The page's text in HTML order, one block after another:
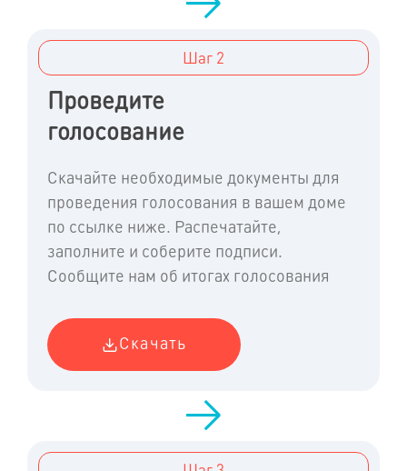
Шаг 2
Проведите
голосование
Скачайте необходимые документы для
проведения голосования в вашем доме
по ссылке ниже. Распечатайте,
заполните и соберите подписи.
Сообщите нам об итогах голосования
Скачать